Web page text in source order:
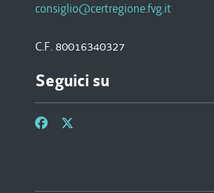
consiglio@certregione.fvg.it
C.F. 80016340327
Seguici su